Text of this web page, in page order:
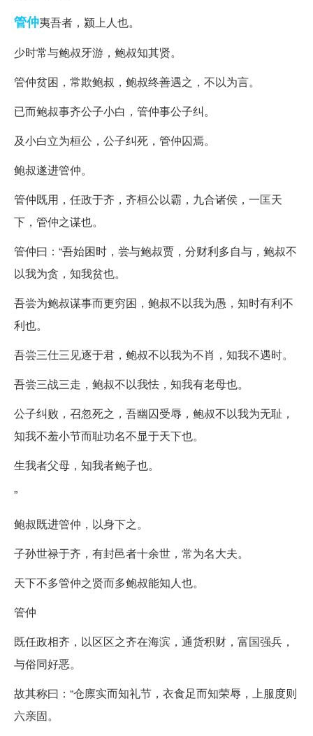
管仲夷吾者，颍上人也。
少时常与鲍叔牙游，鲍叔知其贤。
管仲贫困，常欺鲍叔，鲍叔终善遇之，不以为言。
已而鲍叔事齐公子小白，管仲事公子纠。
及小白立为桓公，公子纠死，管仲囚焉。
鲍叔遂进管仲。
管仲既用，任政于齐，齐桓公以霸，九合诸侯，一匡天
下，管仲之谋也。
管仲曰：“吾始困时，尝与鲍叔贾，分财利多自与，鲍叔不
以我为贪，知我贫也。
吾尝为鲍叔谋事而更穷困，鲍叔不以我为愚，知时有利不
利也。
吾尝三仕三见逐于君，鲍叔不以我为不肖，知我不遇时。
吾尝三战三走，鲍叔不以我怯，知我有老母也。
公子纠败，召忽死之，吾幽囚受辱，鲍叔不以我为无耻，
知我不羞小节而耻功名不显于天下也。
生我者父母，知我者鲍子也。
”
鲍叔既进管仲，以身下之。
子孙世禄于齐，有封邑者十余世，常为名大夫。
天下不多管仲之贤而多鲍叔能知人也。
管仲
既任政相齐，以区区之齐在海滨，通货积财，富国强兵，
与俗同好恶。
故其称曰：“仓廪实而知礼节，衣食足而知荣辱，上服度则
六亲固。